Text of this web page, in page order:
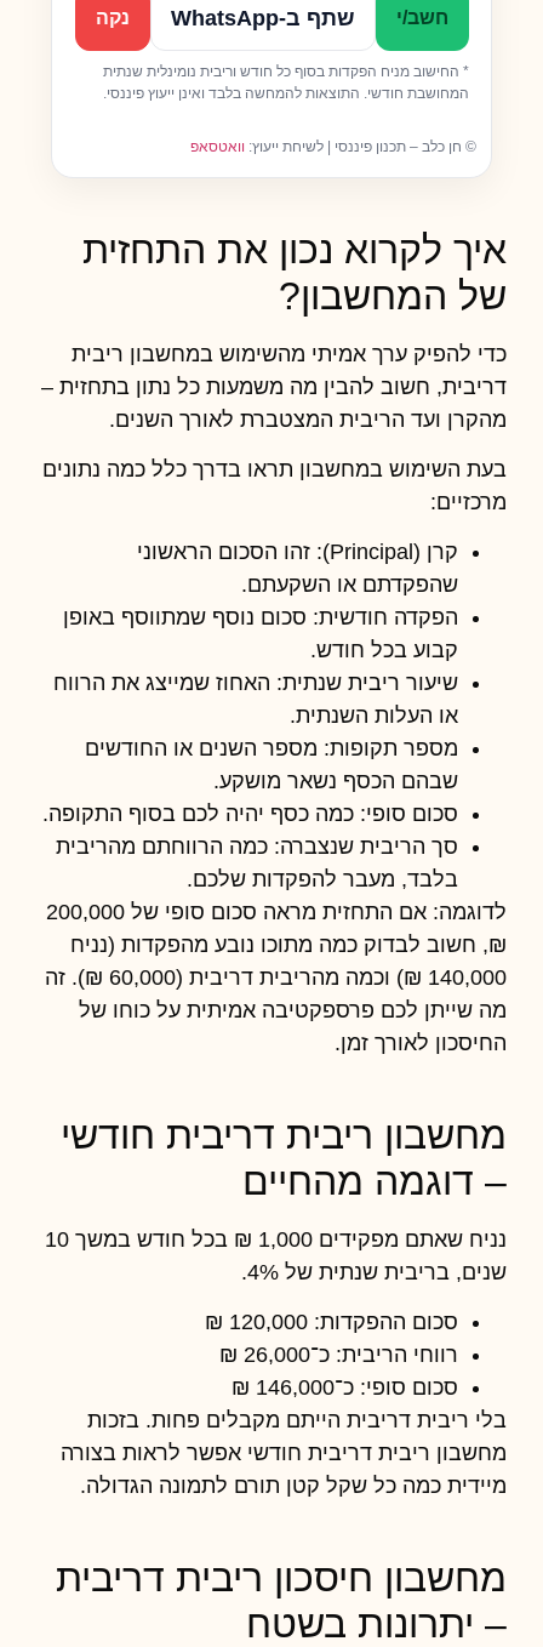
חשב/י שתף ב-WhatsApp נקה
* החישוב מניח הפקדות בסוף כל חודש וריבית נומינלית שנתית
המחושבת חודשי. התוצאות להמחשה בלבד ואינן ייעוץ פיננסי.
© חן כלב – תכנון פיננסי | לשיחת ייעוץ: וואטסאפ
איך לקרוא נכון את התחזית
של המחשבון?
כדי להפיק ערך אמיתי מהשימוש במחשבון ריבית
דריבית, חשוב להבין מה משמעות כל נתון בתחזית –
מהקרן ועד הריבית המצטברת לאורך השנים.
בעת השימוש במחשבון תראו בדרך כלל כמה נתונים
מרכזיים:
קרן (Principal):
זהו הסכום הראשוני
שהפקדתם או השקעתם.
הפקדה חודשית: סכום נוסף שמתווסף באופן
קבוע בכל חודש.
שיעור ריבית שנתית: האחוז שמייצג את הרווח
או העלות השנתית.
מספר תקופות: מספר השנים או החודשים
שבהם הכסף נשאר מושקע.
סכום סופי: כמה כסף יהיה לכם בסוף התקופה.
סך הריבית שנצברה: כמה הרווחתם מהריבית
בלבד, מעבר להפקדות שלכם.
לדוגמה: אם התחזית מראה סכום סופי של 200,000
₪, חשוב לבדוק כמה מתוכו נובע מהפקדות (נניח
140,000 ₪) וכמה מהריבית דריבית (60,000 ₪). זה
מה שייתן לכם פרספקטיבה אמיתית על כוחו של
החיסכון לאורך זמן.
מחשבון ריבית דריבית חודשי
– דוגמה מהחיים
נניח שאתם מפקידים 1,000 ₪ בכל חודש במשך 10
שנים, בריבית שנתית של 4%.
סכום ההפקדות: 120,000 ₪
רווחי הריבית: כ־26,000 ₪
סכום סופי: כ־146,000 ₪
בלי ריבית דריבית הייתם מקבלים פחות. בזכות
מחשבון ריבית דריבית חודשי אפשר לראות בצורה
מיידית כמה כל שקל קטן תורם לתמונה הגדולה.
מחשבון חיסכון ריבית דריבית
– יתרונות בשטח